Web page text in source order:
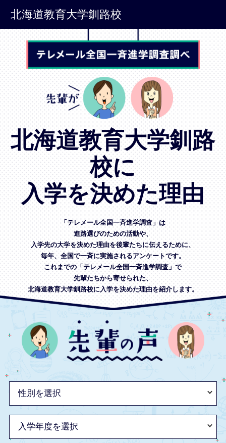
北海道教育大学釧路校
北海道教育大学釧路
校に
入学を決めた理由
「テレメール全国一斉進学調査」は
進路選びのための活動や、
入学先の大学を決めた理由を後輩たちに伝えるために、
毎年、全国で一斉に実施されるアンケートです。
これまでの「テレメール全国一斉進学調査」で
先輩たちから寄せられた、
北海道教育大学釧路校に入学を決めた理由を紹介します。